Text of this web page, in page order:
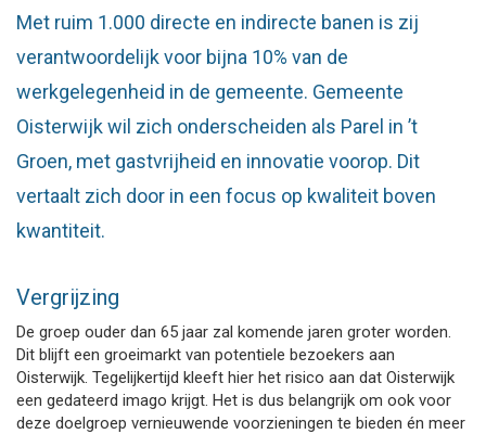
Met ruim 1.000 directe en indirecte banen is zij
verantwoordelijk voor bijna 10% van de
werkgelegenheid in de gemeente. Gemeente
Oisterwijk wil zich onderscheiden als Parel in ’t
Groen, met gastvrijheid en innovatie voorop. Dit
vertaalt zich door in een focus op kwaliteit boven
kwantiteit.
Vergrijzing
De groep ouder dan 65 jaar zal komende jaren groter worden.
Dit blijft een groeimarkt van potentiele bezoekers aan
Oisterwijk. Tegelijkertijd kleeft hier het risico aan dat Oisterwijk
een gedateerd imago krijgt. Het is dus belangrijk om ook voor
deze doelgroep vernieuwende voorzieningen te bieden én meer